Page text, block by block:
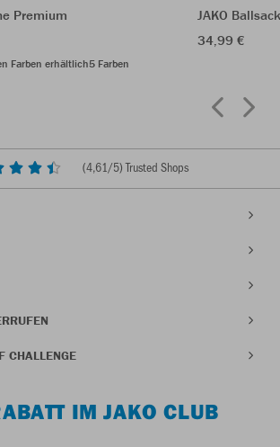
Premium
Farben erhältlich5 Farben
JAKO
34,99 €
(4,61/5) Trusted Shops
CHALLENGE
IM JAKO CLUB